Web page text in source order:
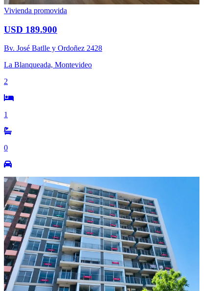
Vivienda promovida
USD 189.900
Bv. José Batlle y Ordoñez 2428
La Blanqueada, Montevideo
2
1
0